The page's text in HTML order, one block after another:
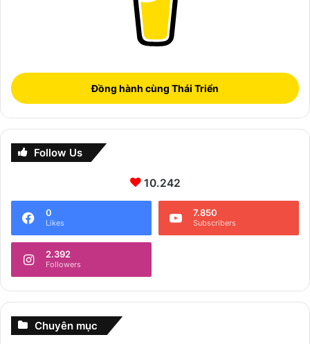
Đồng hành cùng Thái Triển
Follow Us
10.242
0
Likes
7.850
Subscribers
2.392
Followers
Chuyên mục